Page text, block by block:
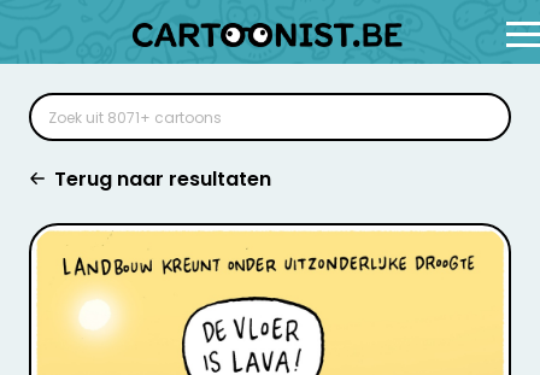
Terug naar resultaten